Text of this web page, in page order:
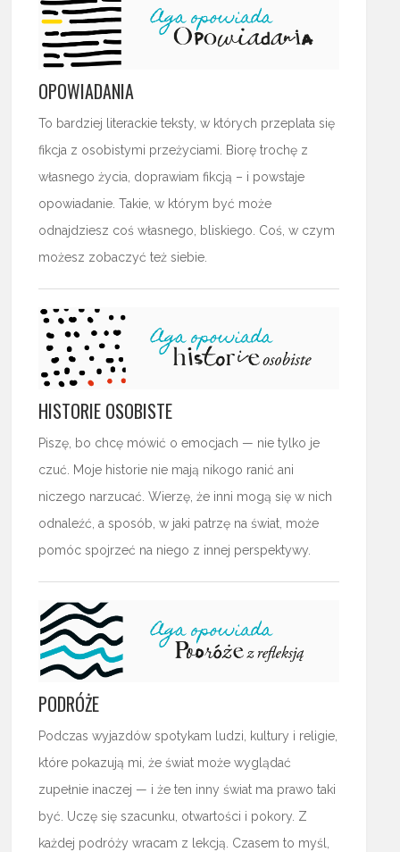
OPOWIADANIA
To bardziej literackie teksty, w których przeplata się
fikcja z osobistymi przeżyciami. Biorę trochę z
własnego życia, doprawiam fikcją – i powstaje
opowiadanie. Takie, w którym być może
odnajdziesz coś własnego, bliskiego. Coś, w czym
możesz zobaczyć też siebie.
HISTORIE OSOBISTE
Piszę, bo chcę mówić o emocjach — nie tylko je
czuć. Moje historie nie mają nikogo ranić ani
niczego narzucać. Wierzę, że inni mogą się w nich
odnaleźć, a sposób, w jaki patrzę na świat, może
pomóc spojrzeć na niego z innej perspektywy.
PODRÓŻE
Podczas wyjazdów spotykam ludzi, kultury i religie,
które pokazują mi, że świat może wyglądać
zupełnie inaczej — i że ten inny świat ma prawo taki
być. Uczę się szacunku, otwartości i pokory. Z
każdej podróży wracam z lekcją. Czasem to myśl,